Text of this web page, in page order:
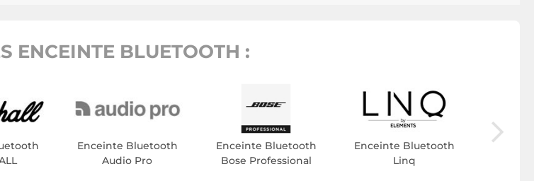
ENCEINTE BLUETOOTH :
Enceinte Bluetooth
Audio Pro
Enceinte Bluetooth
Bose Professional
Enceinte Bluetooth
Linq